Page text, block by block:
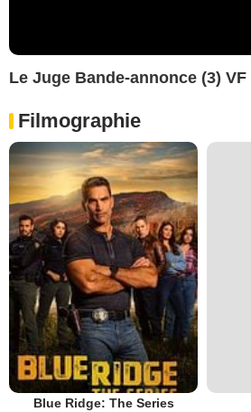
Le Juge Bande-annonce (3) VF
Filmographie
Blue Ridge: The Series